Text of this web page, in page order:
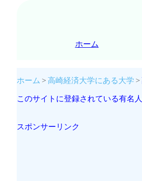
ホーム
ホーム 高崎経済大学にある大学
このサイトに登録されている有名
スポンサーリンク